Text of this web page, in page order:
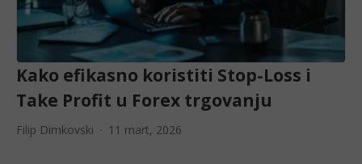
Kako efikasno koristiti Stop-Loss i
Take Profit u Forex trgovanju
Filip Dimkovski 11 mart, 2026